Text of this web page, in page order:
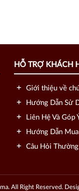
HỖ TRỢ KHÁCH
Giới thiệu về
Hướng Dẫn Sử
Liên Hệ Và Góp
Hướng Dẫn
Câu Hỏi Thường
All Right Reserved.